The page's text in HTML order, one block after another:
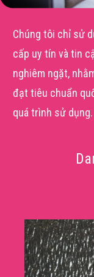
Chúng tôi chỉ sử
cấp uy tín và tin
nghiêm ngặt,
đạt tiêu chuẩn
quá trình sử dụng.